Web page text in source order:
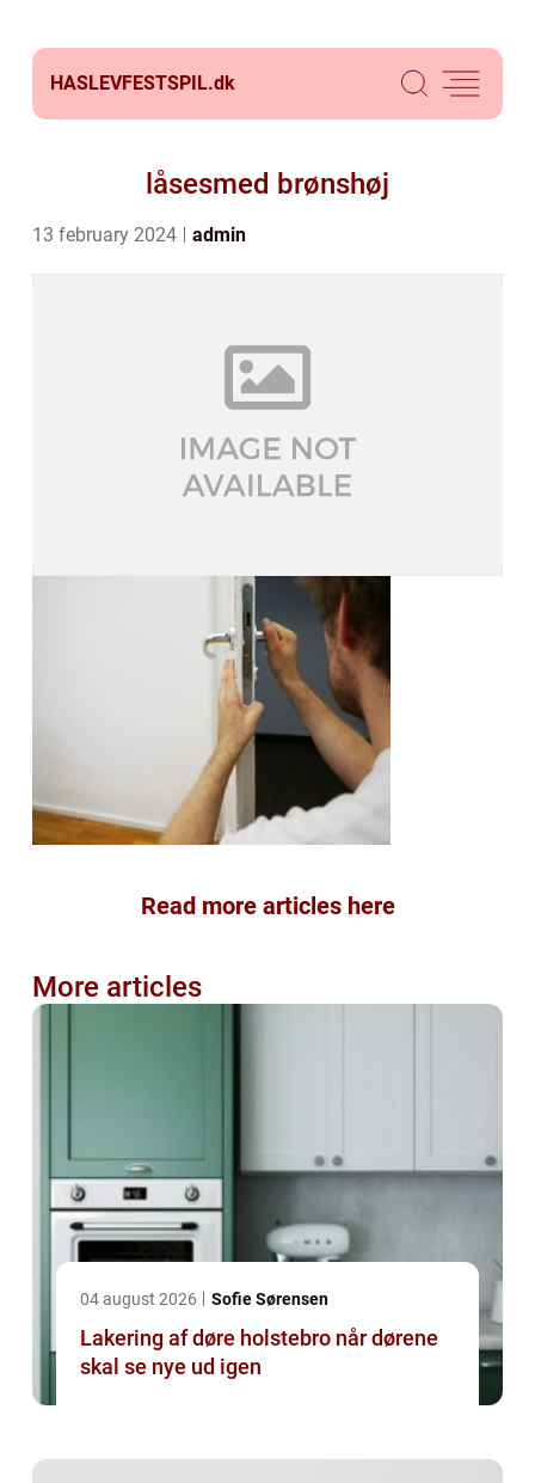
HASLEVFESTSPIL.dk
låsesmed brønshøj
13 february 2024 admin
Read more articles here
More articles
04 august 2026 Sofie Sørensen
Lakering af døre holstebro når dørene
skal se nye ud igen